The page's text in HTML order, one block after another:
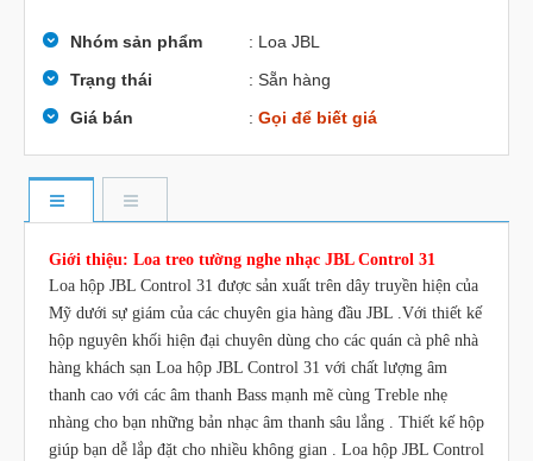
Nhóm sản phẩm
: Loa JBL
Trạng thái
: Sẵn hàng
Giá bán
: Gọi để biết giá
Giới thiệu: Loa treo tường nghe nhạc JBL Control 31
Loa hộp JBL Control 31 được sản xuất trên dây truyền hiện của
Mỹ dưới sự giám của các chuyên gia hàng đầu JBL .Với thiết kế
hộp nguyên khối hiện đại chuyên dùng cho các quán cà phê nhà
hàng khách sạn Loa hộp JBL Control 31 với chất lượng âm
thanh cao với các âm thanh Bass mạnh mẽ cùng Treble nhẹ
nhàng cho bạn những bản nhạc âm thanh sâu lắng . Thiết kế hộp
giúp bạn dễ lắp đặt cho nhiều không gian . Loa hộp JBL Control